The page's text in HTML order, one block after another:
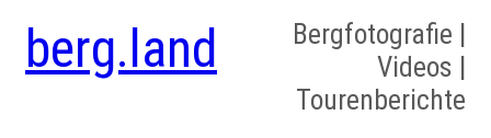
berg.land
Bergfotografie |
Videos |
Tourenberichte